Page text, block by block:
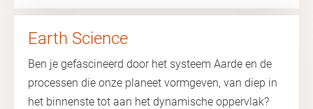
Earth Science
Ben je gefascineerd door het systeem Aarde en de
processen die onze planeet vormgeven, van diep in
het binnenste tot aan het dynamische oppervlak?